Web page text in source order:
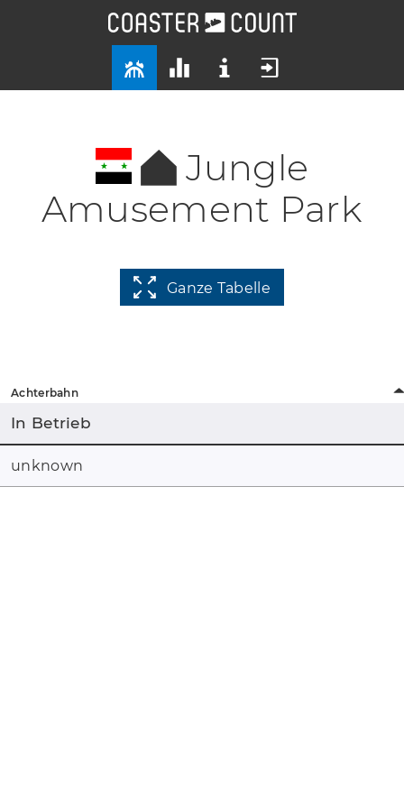
Jungle
Amusement Park
Ganze Tabelle
Achterbahn
In Betrieb
unknown